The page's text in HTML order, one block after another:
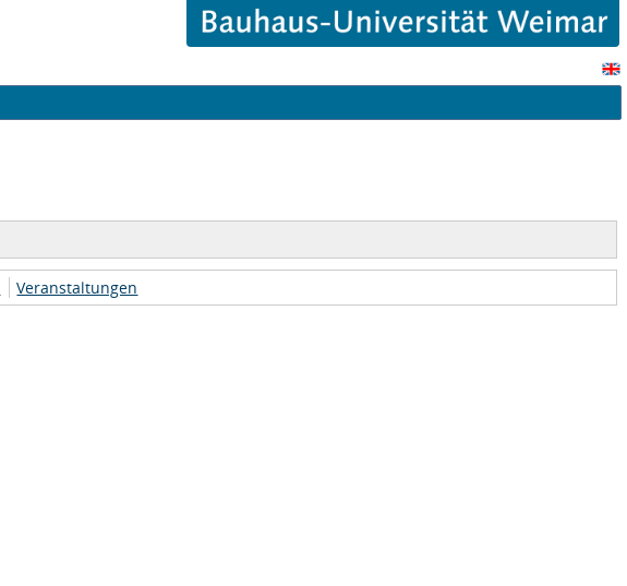
Veranstaltungen